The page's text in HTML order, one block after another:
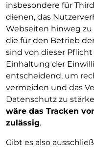
insbesondere für
dienen, das
Webseiten hinweg
die für den Betrieb
sind von dieser
Einhaltung der
entscheidend, um
vermeiden und das
Datenschutz zu
wäre das Tracken
zulässig.
Gibt es also